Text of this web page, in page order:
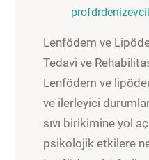
Lenfödem ve
Tedavi ve
Lenfödem ve
ve ilerleyici
sıvı birikimine yol
psikolojik etkilere